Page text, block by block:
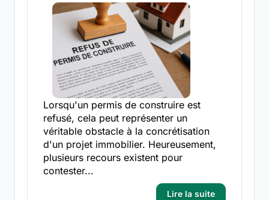
Lorsqu'un permis de construire est
refusé, cela peut représenter un
véritable obstacle à la concrétisation
d'un projet immobilier. Heureusement,
plusieurs recours existent pour
contester...
Lire la suite